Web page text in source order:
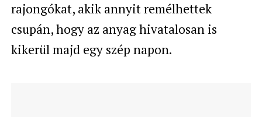
rajongókat, akik annyit remélhettek
csupán, hogy az anyag hivatalosan is
kikerül majd egy szép napon.